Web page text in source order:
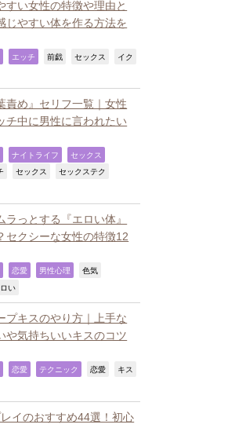
すい女性の特徴や理由と
じやすい体を作る方法を
エッチ 前戯 セックス イク
責め』セリフ一覧｜女性
チ中に男性に言われたい
ナイトライフ セックス
セックス セックステク
ラっとする『エロい体』
セクシーな女性の特徴12
恋愛 男性心理 色気
い
プキスのやり方｜上手な
や気持ちいいキスのコツ
恋愛 テクニック 恋愛 キス
イのおすすめ44選！初心